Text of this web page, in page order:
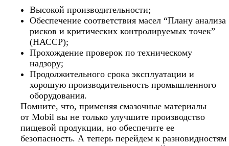
Высокой производительности;
Обеспечение соответствия масел “Плану анализа
рисков и критических контролируемых точек”
(НАССР);
Прохождение проверок по техническому
надзору;
Продолжительного срока эксплуатации и
хорошую производительность промышленного
оборудования.
Помните, что, применяя смазочные материалы
от Mobil вы не только улучшите производство
пищевой продукции, но обеспечите ее
безопасность. А теперь перейдем к разновидностям